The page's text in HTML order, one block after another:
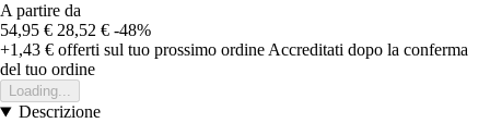
A partire da
54,95 € 28,52 € -48%
+1,43 € offerti sul tuo prossimo ordine Accreditati dopo la conferma
del tuo ordine
Loading...
Descrizione